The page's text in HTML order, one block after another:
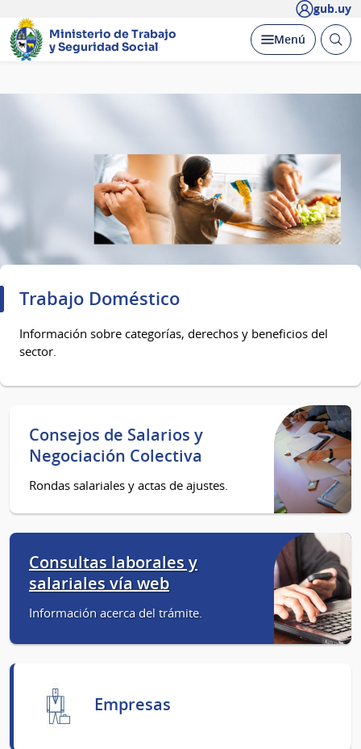
gub.uy
Ministerio de Trabajo
y Seguridad Social
Desplegar
Menú Abrir
Trabajo Doméstico
Información sobre categorías, derechos y beneficios del
sector.
Consejos de Salarios y
Negociación Colectiva
Rondas salariales y actas de ajustes.
Consultas laborales y
salariales vía web
Información acerca del trámite.
Empresas